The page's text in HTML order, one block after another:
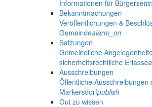
Informationen für Bürger
Bekanntmachungen
Veröffentlichungen &
Gemeindealarm_on
Satzungen
Gemeindliche
sicherheitsrechtliche Erlasse
Ausschreibungen
Öffentliche Ausschreibungen
Markersdorfpublish
Gut zu wissen